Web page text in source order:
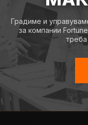
Градиме и
за компании